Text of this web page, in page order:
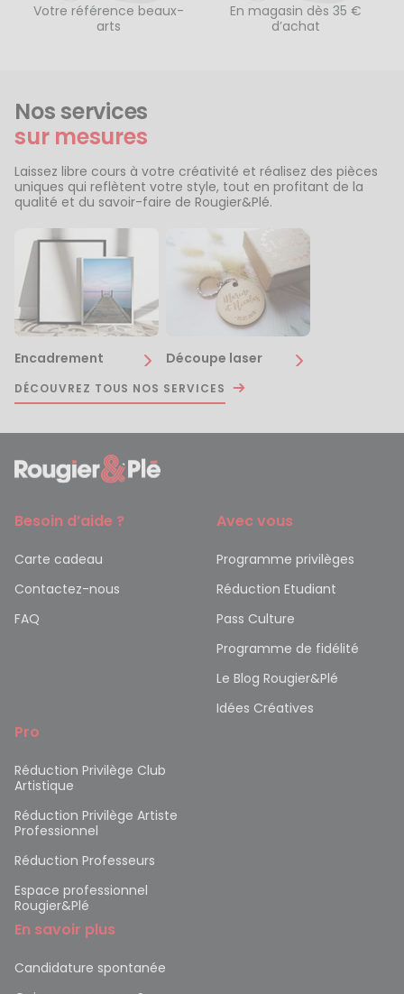
Votre référence beaux-
arts
En magasin dès 35 €
d’achat
Nos services
sur mesures
Laissez libre cours à votre créativité et réalisez des pièces
uniques qui reflètent votre style, tout en profitant de la
qualité et du savoir-faire de Rougier&Plé.
Encadrement Découpe laser
DÉCOUVREZ TOUS NOS SERVICES
Besoin d’aide ?
Carte cadeau
Contactez-nous
FAQ
Avec vous
Programme privilèges
Réduction Etudiant
Pass Culture
Programme de fidélité
Le Blog Rougier&Plé
Idées Créatives
Pro
Réduction Privilège Club
Artistique
Réduction Privilège Artiste
Professionnel
Réduction Professeurs
Espace professionnel
Rougier&Plé
En savoir plus
Candidature spontanée